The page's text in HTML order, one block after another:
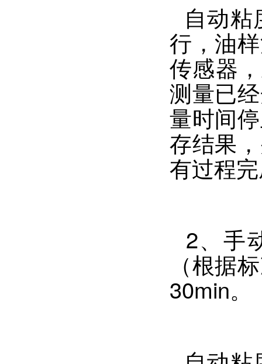
自动
行，油
传感器
测量已
量时间
存结果
有过程
2、手
（根据
30min。